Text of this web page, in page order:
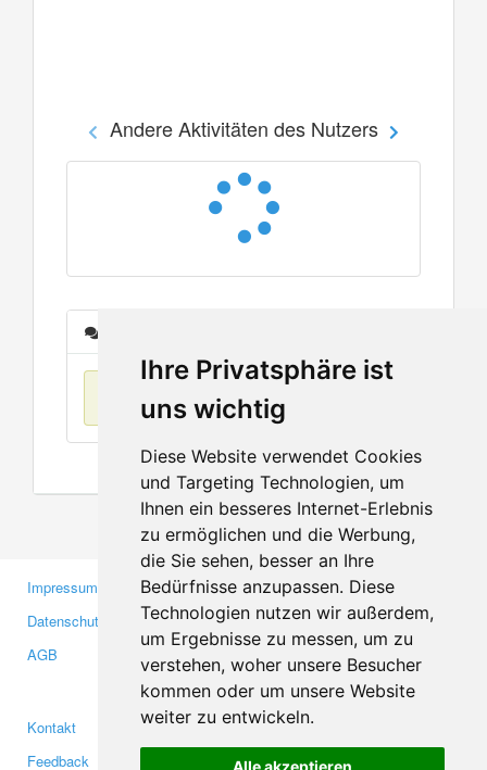
Ihre Privatsphäre ist
uns wichtig
Diese Website verwendet Cookies
und Targeting Technologien, um
Ihnen ein besseres Internet-Erlebnis
zu ermöglichen und die Werbung,
die Sie sehen, besser an Ihre
Bedürfnisse anzupassen. Diese
Technologien nutzen wir außerdem,
um Ergebnisse zu messen, um zu
verstehen, woher unsere Besucher
kommen oder um unsere Website
weiter zu entwickeln.
Alle akzeptieren
Andere Aktivitäten des Nutzers
Keine Einträge
Impressum
Datenschutzerklärung
AGB
Gewerbetreibende
Investoren
Medien
Kontakt
Feedback
Facebook
Twitter